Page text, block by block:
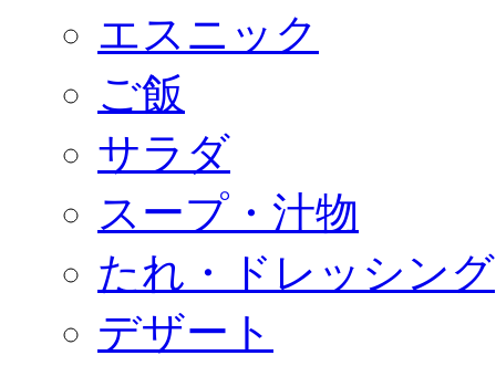
エスニック
ご飯
サラダ
スープ・汁物
たれ・ドレッシング
デザート